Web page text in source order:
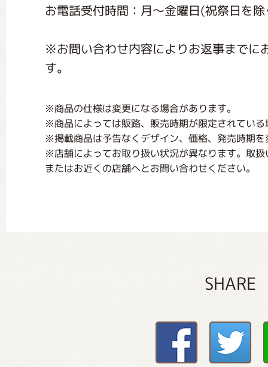
お電話受付時間：月〜金曜日(祝祭日を
※お問い合わせ内容によりお返事までに
す。
※商品の仕様は変更になる場合があります。
※商品によっては販路、販売時期が限定されてい
※掲載商品は予告なくデザイン、価格、発売時期
※店舗によってお取り扱い状況が異なります。取
またはお近くの店舗へとお問い合わせください。
SHARE